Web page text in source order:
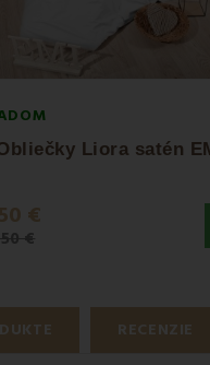
Liora satén
€
€
RECENZIE